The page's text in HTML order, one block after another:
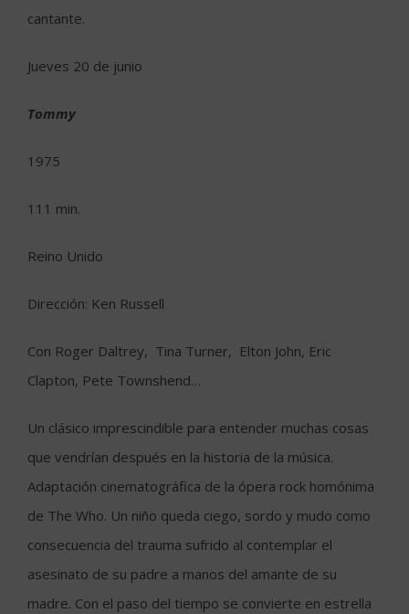
cantante.
Jueves 20 de junio
Tommy
1975
111 min.
Reino Unido
Dirección: Ken Russell
Con Roger Daltrey, Tina Turner, Elton John, Eric
Clapton, Pete Townshend…
Un clásico imprescindible para entender muchas cosas
que vendrían después en la historia de la música.
Adaptación cinematográfica de la ópera rock homónima
de The Who. Un niño queda ciego, sordo y mudo como
consecuencia del trauma sufrido al contemplar el
asesinato de su padre a manos del amante de su
madre. Con el paso del tiempo se convierte en estrella